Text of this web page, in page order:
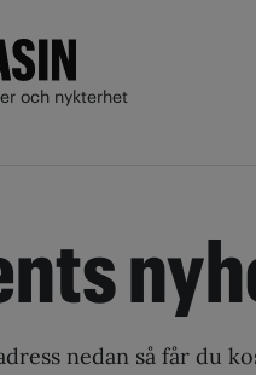
och nykterhet
nedan så får du